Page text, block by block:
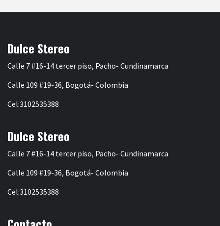
Dulce Stereo
Calle 7 #16-14 tercer piso, Pacho- Cundinamarca
Calle 109 #19-36, Bogotá- Colombia
Cel:3102535388
Dulce Stereo
Calle 7 #16-14 tercer piso, Pacho- Cundinamarca
Calle 109 #19-36, Bogotá- Colombia
Cel:3102535388